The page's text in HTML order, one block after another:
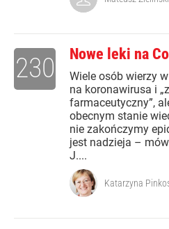
Nowe leki na
Wiele osób wierzy
na koronawirusa i
farmaceutyczny”,
obecnym stanie
nie zakończymy
jest nadzieja –
J....
230
Katarzyna